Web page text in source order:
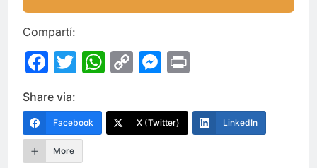
Compartí:
Facebook
Twitter
WhatsApp
CopyMessenger
Share via:
Facebook X (Twitter) LinkedIn
More